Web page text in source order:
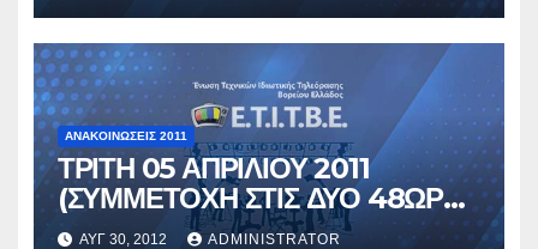
ΑΝΑΚΟΙΝΏΣΕΙΣ 2011
ΤΡΙΤΗ 05 ΑΠΡΙΛΙΟΥ 2011
(ΣΥΜΜΕΤΟΧΗ ΣΤΙΣ ΔΥΟ 48ΩΡΕΣ
ΑΠΕΡΓΙΕΣ)
ΑΥΓ 30, 2012 ADMINISTRATOR